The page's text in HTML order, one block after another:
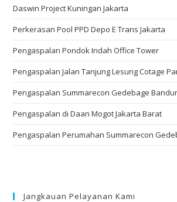
Daswin Project Kuningan Jakarta
Perkerasan Pool PPD Depo E Trans Jakarta
Pengaspalan Pondok Indah Office Tower
Pengaspalan Jalan Tanjung Lesung Cotage
Pengaspalan Summarecon Gedebage
Pengaspalan di Daan Mogot Jakarta Barat
Pengaspalan Perumahan Summarecon
Jangkauan Pelayanan Kami